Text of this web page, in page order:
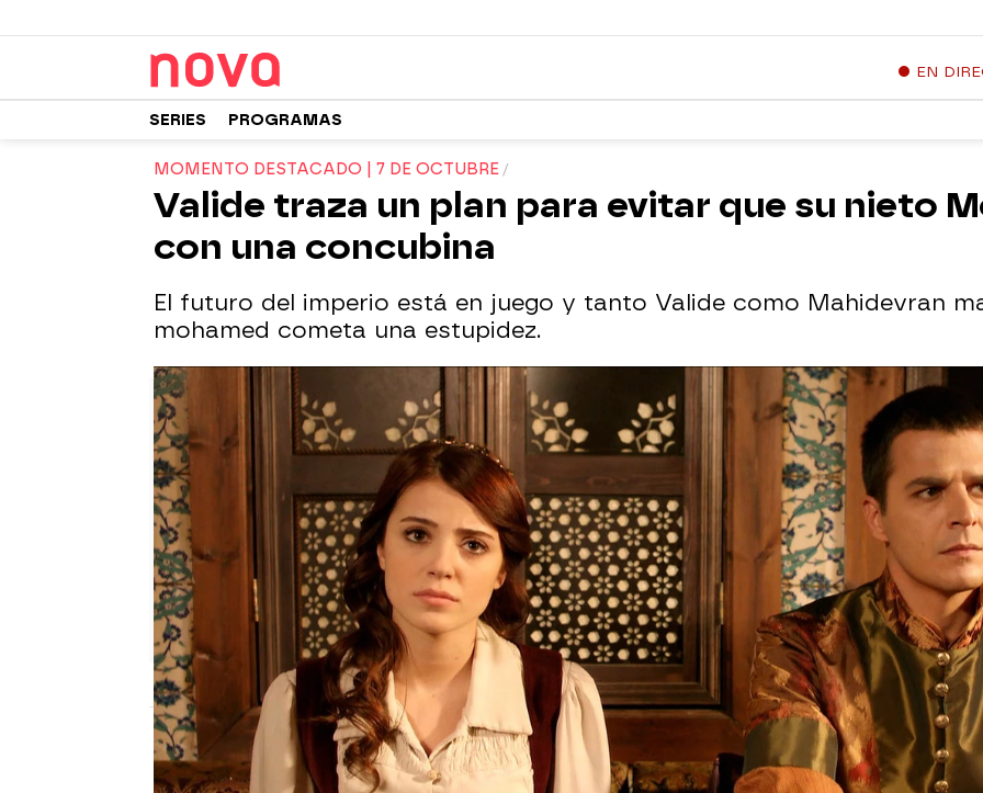
EN
SERIES PROGRAMAS
MOMENTO DESTACADO | 7 DE OCTUBRE
Valide traza un plan para evitar que su nieto
con una concubina
El futuro del imperio está en juego y tanto Valide como Mahidevran
mohamed cometa una estupidez.
Nova
Madrid
Publicado:07 de octubre de 2022, 23:04
WhatsappFacebook
X